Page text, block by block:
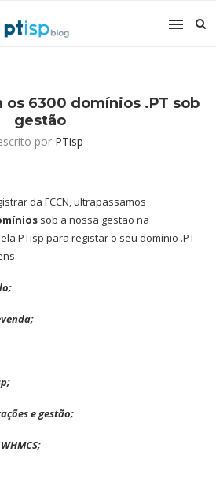
os 6300 domínios .PT sob
gestão
por PTisp
da FCCN, ultrapassamos
sob a nossa gestão na
PTisp para registar o seu domínio .PT
e gestão;